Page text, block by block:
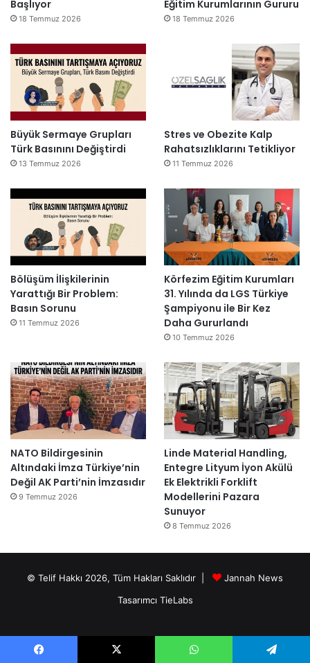
Başlıyor
18 Temmuz 2026
Eğitim Kurumlarının Gururu
18 Temmuz 2026
Büyük Sermaye Grupları
Türk Basınını Değiştirdi
13 Temmuz 2026
Stres ve Obezite Kalp
Rahatsızlıklarını Tetikliyor
11 Temmuz 2026
Bölüşüm İlişkilerinin
Yarattığı Bir Problem:
Basın Sorunu
11 Temmuz 2026
Körfezim Eğitim Kurumları
31. Yılında da LGS Türkiye
Şampiyonu ile Bir Kez
Daha Gururlandı
10 Temmuz 2026
NATO Bildirgesinin
Altındaki İmza Türkiye’nin
Değil AK Parti’nin İmzasıdır
9 Temmuz 2026
Linde Material Handling,
Entegre Lityum İyon Akülü
Ek Elektrikli Forklift
Modellerini Pazara
Sunuyor
8 Temmuz 2026
© Telif Hakkı 2026, Tüm Hakları Saklıdır |
Jannah News
Tasarımcı TieLabs